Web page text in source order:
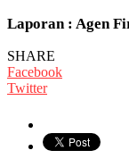
Laporan : Agen
SHARE
Facebook
Twitter